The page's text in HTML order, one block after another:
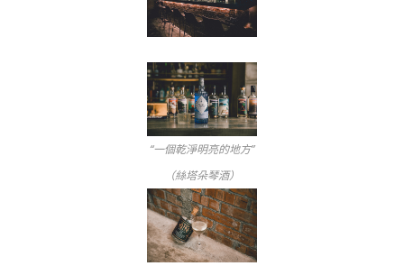
“一個乾淨明亮的地方”
（絲塔朵琴酒）